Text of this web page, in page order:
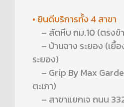
• ยินดีบริการทั้ง 4 สาขา
– สัตหีบ กม.10 (ตรงข้
– บ้านฉาง ระยอง (เยื้
ระยอง)
– Grip By Max
ตะเภา)
– สาขาแยกเจ ถนน